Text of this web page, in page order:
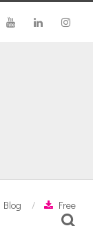
Blog
Free
Search